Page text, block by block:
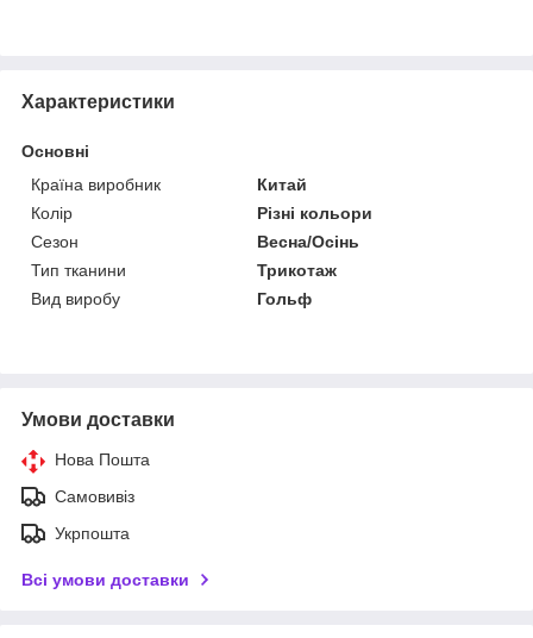
Характеристики
Основні
Країна виробник
Китай
Колір
Різні кольори
Сезон
Весна/Осінь
Тип тканини
Трикотаж
Вид виробу
Гольф
Умови доставки
Нова Пошта
Самовивіз
Укрпошта
Всі умови доставки